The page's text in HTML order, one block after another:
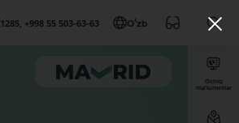
1285, +998 55 503-63-63 Oʻzb
Ochiq
ma’lumotlar